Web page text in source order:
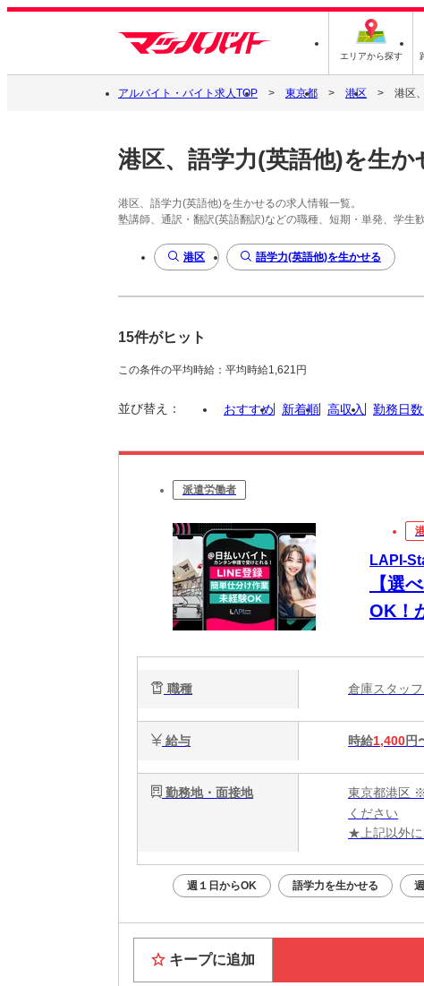
エリアから探す
アルバイト・バイト求人TOP 東京都 港区 港区
港区、語学力(英語他)を生か
港区、語学力(英語他)を生かせるの求人情報一覧。
塾講師、通訳・翻訳(英語翻訳)などの職種、短期・単発、学生
港区 語学力(英語他)を生かせる
15件がヒット
この条件の平均時給：平均時給1,621円
並び替え： おすすめ 新着順 高収入 勤務日
派遣労働者
LAPI-
【選
OK！
職種 倉庫スタッ
給与 時給1,400円
勤務地・面接地
東京都港区
ください
★上記以外に
週１日からOK 語学力を生かせる
キープに追加